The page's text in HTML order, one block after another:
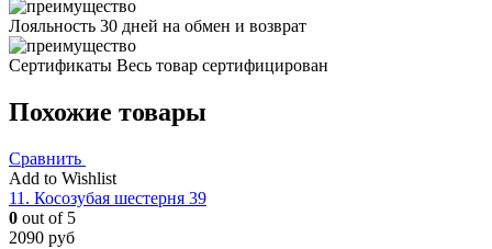
Лояльность 30 дней на обмен и возврат
Сертификаты Весь товар сертифицирован
Похожие товары
Сравнить
Add to Wishlist
11. Косозубая шестерня 39
0 out of 5
2090 руб